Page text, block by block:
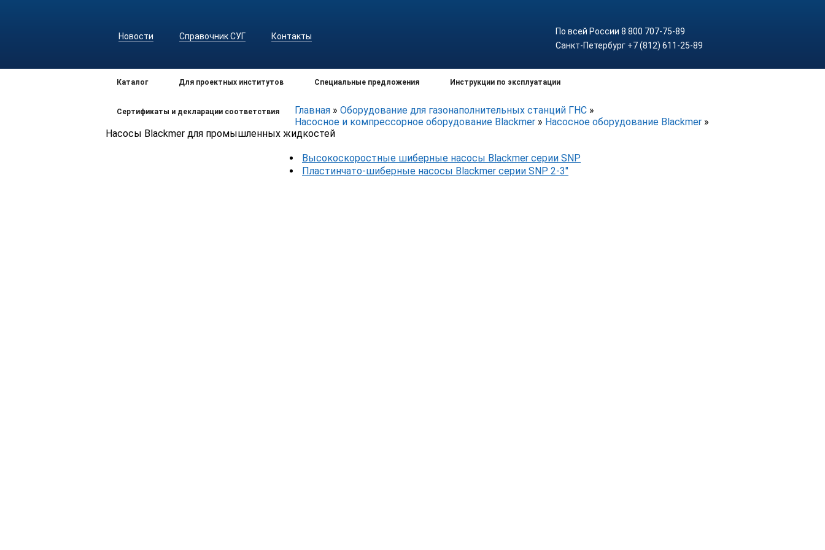
Новости Справочник СУГ Контакты
По всей России 8 800 707-75-89
Санкт-Петербург +7 (812) 611-25-89
Каталог Для проектных институтов Специальные предложения Инструкции по эксплуатации
Сертификаты и декларации соответствия Главная » Оборудование для газонаполнительных станций ГНС »
Насосное и компрессорное оборудование Blackmer » Насосное оборудование Blackmer »
Насосы Blackmer для промышленных жидкостей
Высокоскоростные шиберные насосы Blackmer серии SNP
Пластинчато-шиберные насосы Blackmer серии SNP 2-3"